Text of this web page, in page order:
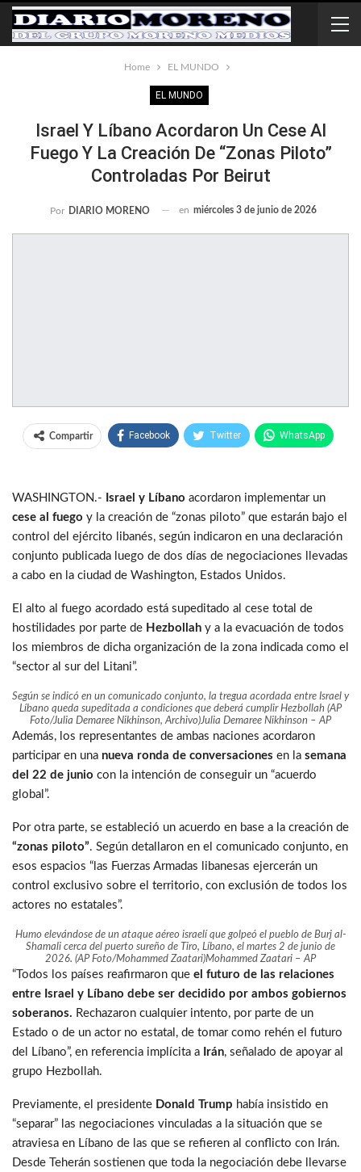
Home EL MUNDO
EL MUNDO
Israel Y Líbano Acordaron Un Cese Al
Fuego Y La Creación De “zonas Piloto”
Controladas Por Beirut
Por DIARIO MORENO en miércoles 3 de junio de 2026
Compartir Facebook Twitter WhatsApp
WASHINGTON.- Israel y Líbano acordaron implementar un
cese al fuego y la creación de “zonas piloto” que estarán bajo el
control del ejército libanés, según indicaron en una declaración
conjunto publicada luego de dos días de negociaciones llevadas
a cabo en la ciudad de Washington, Estados Unidos.
El alto al fuego acordado está supeditado al cese total de
hostilidades por parte de Hezbollah y a la evacuación de todos
los miembros de dicha organización de la zona indicada como el
“sector al sur del Litani”.
Según se indicó en un comunicado conjunto, la tregua acordada entre Israel y
Líbano queda supeditada a condiciones que deberá cumplir Hezbollah (AP
Foto/Julia Demaree Nikhinson, Archivo)Julia Demaree Nikhinson – AP
Además, los representantes de ambas naciones acordaron
participar en una nueva ronda de conversaciones en la semana
del 22 de junio con la intención de conseguir un “acuerdo
global”.
Por otra parte, se estableció un acuerdo en base a la creación de
“zonas piloto”. Según detallaron en el comunicado conjunto, en
esos espacios “las Fuerzas Armadas libanesas ejercerán un
control exclusivo sobre el territorio, con exclusión de todos los
actores no estatales”.
Humo elevándose de un ataque aéreo israelí que golpeó el pueblo de Burj al-
Shamali cerca del puerto sureño de Tiro, Líbano, el martes 2 de junio de
2026. (AP Foto/Mohammed Zaatari)Mohammed Zaatari – AP
“Todos los países reafirmaron que el futuro de las relaciones
entre Israel y Líbano debe ser decidido por ambos gobiernos
soberanos. Rechazaron cualquier intento, por parte de un
Estado o de un actor no estatal, de tomar como rehén el futuro
del Líbano”, en referencia implícita a Irán, señalado de apoyar al
grupo Hezbollah.
Previamente, el presidente Donald Trump había insistido en
“separar” las negociaciones vinculadas a la situación que se
atraviesa en Líbano de las que se refieren al conflicto con Irán.
Desde Teherán sostienen que toda la negociación debe llevarse